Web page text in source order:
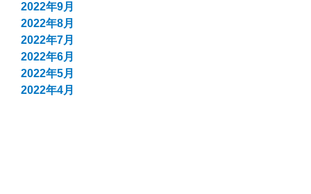
2022年9月
2022年8月
2022年7月
2022年6月
2022年5月
2022年4月